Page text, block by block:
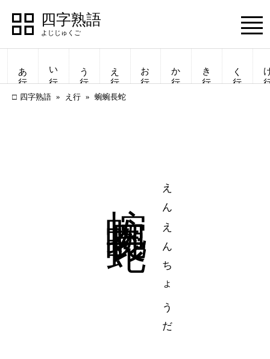
四字熟語
四字熟語
一覧表示
Menu
あ行 い行 う行 え行 お行 か行 き行 く行
四字熟語 え行 蜿蜿長蛇
えんえんちょうだ
四字熟語
一覧表示